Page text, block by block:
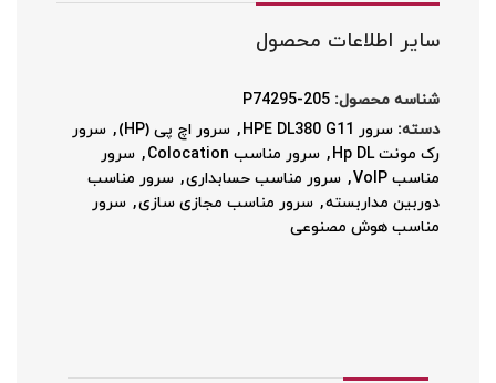
سایر اطلاعات محصول
شناسه محصول: P74295-205
دسته: سرور HPE DL380 G11 , سرور اچ پی (HP) , سرور
رک مونت Hp DL
, سرور مناسب Colocation , سرور
مناسب VoIP
, سرور مناسب حسابداری, سرور مناسب
دوربین مداربسته, سرور مناسب مجازی سازی, سرور
مناسب هوش مصنوعی